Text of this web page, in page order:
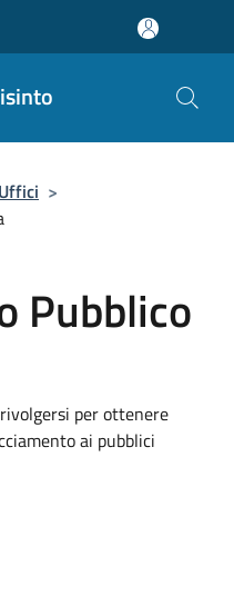
Uffici >
Pubblico
per ottenere
ai pubblici